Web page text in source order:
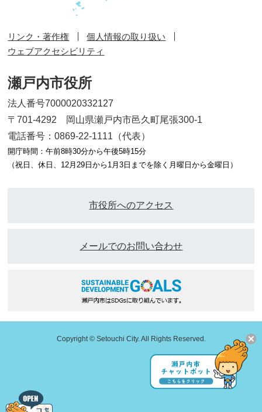
リンク・著作権
個人情報の取り扱い
ウェブアクセシビリティ
瀬戸内市役所
法人番号7000020332127
〒701-4292 岡山県瀬戸内市邑久町尾張300-1
電話番号：0869-22-1111（代表）
開庁時間：午前8時30分から午後5時15分
（祝日、休日、12月29日から1月3日までを除く月曜日から金曜日）
市役所へのアクセス
メールでのお問い合わせ
Copyright © Setouchi City. All Rights Reserved.